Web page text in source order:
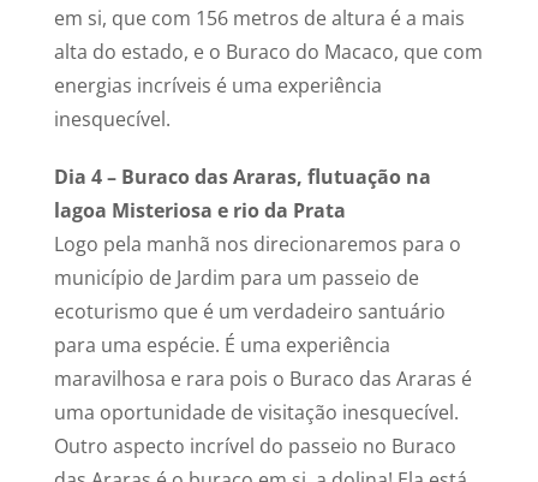
em si, que com 156 metros de altura é a mais
alta do estado, e o Buraco do Macaco, que com
energias incríveis é uma experiência
inesquecível.
Dia 4 – Buraco das Araras, flutuação na
lagoa Misteriosa e rio da Prata
Logo pela manhã nos direcionaremos para o
município de Jardim para um passeio de
ecoturismo que é um verdadeiro santuário
para uma espécie. É uma experiência
maravilhosa e rara pois o Buraco das Araras é
uma oportunidade de visitação inesquecível.
Outro aspecto incrível do passeio no Buraco